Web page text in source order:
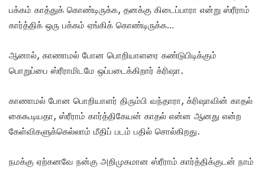
பக்கம் காத்துக் கொண்டிருக்க, தனக்கு கிடைப்பாரா என்று ஸ்ரீராம்
கார்த்திக் ஒரு பக்கம் ஏங்கிக் கொண்டிருக்க…
ஆனால், காணாமல் போன பொறியாளரை கண்டுபிடிக்கும்
பொறுப்பை ஸ்ரீராமிடமே ஒப்படைக்கிறார் க்ரிஷா.
காணாமல் போன பொறியாளர் திரும்பி வந்தாரா, க்ரிஷாவின் காதல்
கைகூடியதா, ஸ்ரீராம் கார்த்திகேயன் காதல் என்ன ஆனது என்ற
கேள்விகளுக்கெல்லாம் மீதிப் படம் பதில் சொல்கிறது.
நமக்கு ஏற்கனவே நன்கு அறிமுகமான ஸ்ரீராம் கார்த்திக்குடன் நாம்